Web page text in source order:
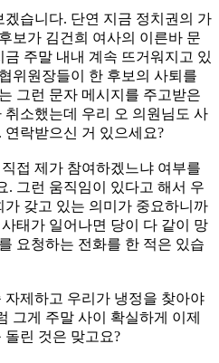
습니다. 단연 지금 정치권의 가
보가 김건희 여사의 이른바 문
주말 내내 계속 뜨거워지고 있
위원장들이 한 후보의 사퇴를
그런 문자 메시지를 주고받은
소했는데 우리 오 의원님도 사
락받으신 거 있으세요?
접 제가 참여하겠느냐 여부를
. 그런 움직임이 있다고 해서 우
갖고 있는 의미가 중요하니까
태가 일어나면 당이 다 같이 망
요청하는 전화를 한 적은 있습
제하고 우리가 냉정을 찾아야
그게 주말 사이 확실하게 이제
린 것은 맞고요?